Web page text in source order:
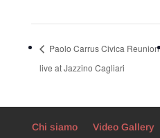
Paolo Carrus Civica Reunion
live at Jazzino Cagliari
Chi siamo Video Gallery